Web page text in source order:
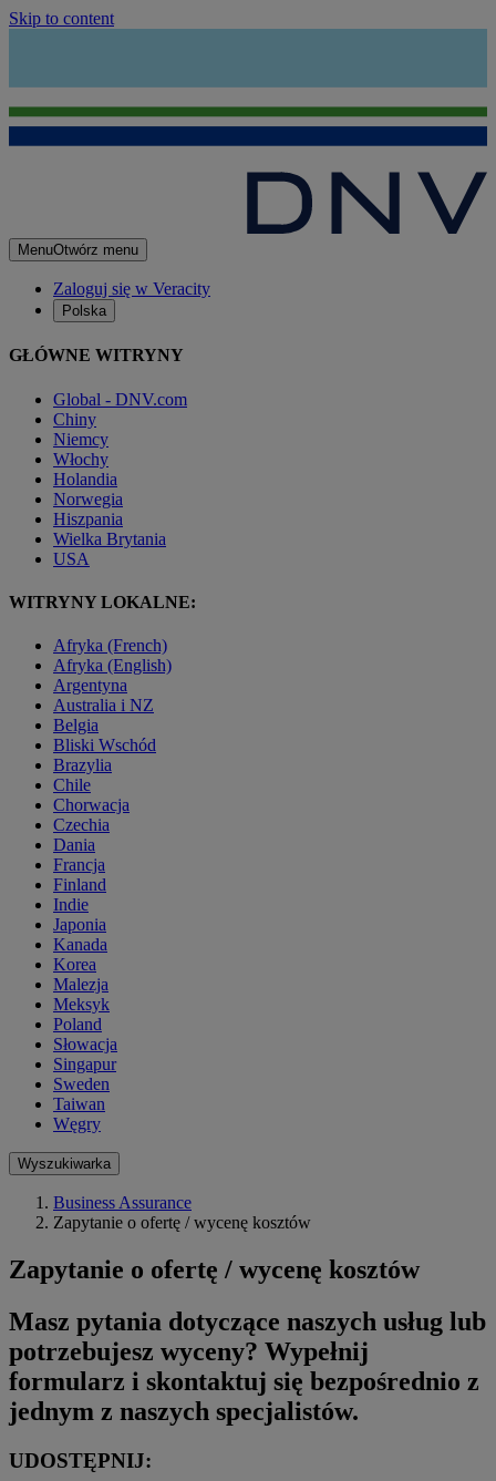
Skip to content
MenuOtwórz menu
Zaloguj się w Veracity
Polska
GŁÓWNE WITRYNY
Global - DNV.com
Chiny
Niemcy
Włochy
Holandia
Norwegia
Hiszpania
Wielka Brytania
USA
WITRYNY LOKALNE:
Afryka (French)
Afryka (English)
Argentyna
Australia i NZ
Belgia
Bliski Wschód
Brazylia
Chile
Chorwacja
Czechia
Dania
Francja
Finland
Indie
Japonia
Kanada
Korea
Malezja
Meksyk
Poland
Słowacja
Singapur
Sweden
Taiwan
Węgry
Wyszukiwarka
Business Assurance
Zapytanie o ofertę / wycenę kosztów
Zapytanie o ofertę / wycenę kosztów
Masz pytania dotyczące naszych usług lub
potrzebujesz wyceny? Wypełnij
formularz i skontaktuj się bezpośrednio z
jednym z naszych specjalistów.
UDOSTĘPNIJ: